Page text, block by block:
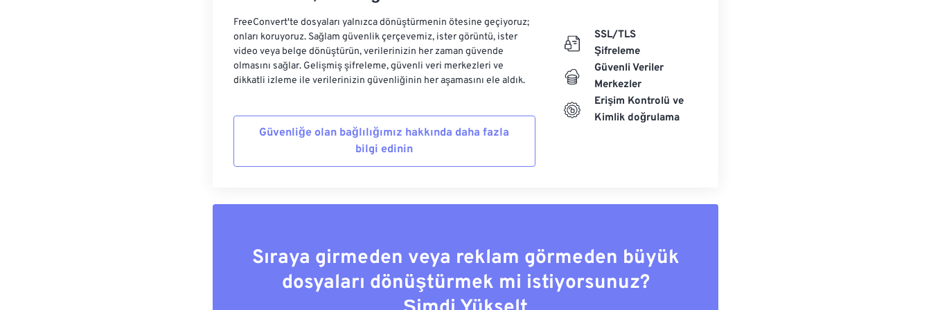
FreeConvert'te dosyaları yalnızca dönüştürmenin ötesine geçiyoruz;
onları koruyoruz. Sağlam güvenlik çerçevemiz, ister görüntü, ister
video veya belge dönüştürün, verilerinizin her zaman güvende
olmasını sağlar. Gelişmiş şifreleme, güvenli veri merkezleri ve
dikkatli izleme ile verilerinizin güvenliğinin her aşamasını ele aldık.
Güvenliğe olan bağlılığımız hakkında daha fazla
bilgi edinin
SSL/TLS
Şifreleme
Güvenli Veriler
Merkezler
Erişim Kontrolü ve
Kimlik doğrulama
Sıraya girmeden veya reklam görmeden büyük
dosyaları dönüştürmek mi istiyorsunuz?